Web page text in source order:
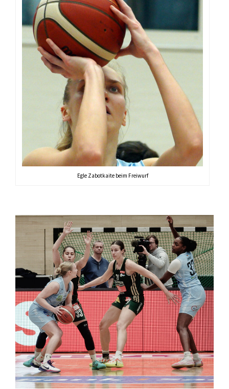
Impressum
Impressum
Datenschutzerklärung
Egle Zabotkaite beim Freiwurf